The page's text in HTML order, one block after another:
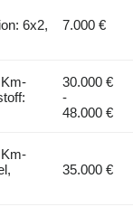
6x2,
7.000 €
30.000 €
-
48.000 €
35.000 €